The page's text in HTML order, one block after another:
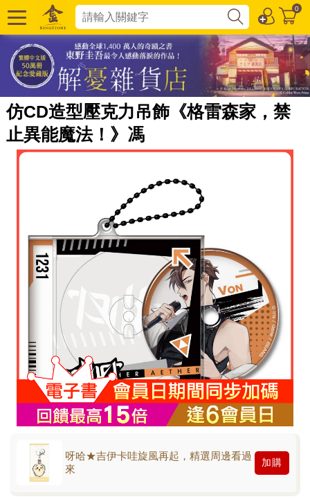
0
仿CD造型壓克力吊飾《格雷森家，禁
止異能魔法！》馮
呀哈★吉伊卡哇旋風再起，精選周邊看過
來
加購